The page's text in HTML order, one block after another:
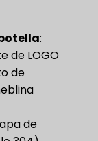
​:
de LOGO
de
de